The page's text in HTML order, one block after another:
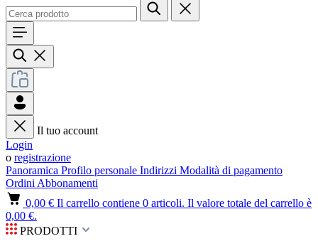
Il tuo account
Login
o registrazione
Panoramica Profilo personale Indirizzi Modalità di pagamento
Ordini Abbonamenti
0,00 € Il carrello contiene 0 articoli. Il valore totale del carrello è
0,00 €.
PRODOTTI